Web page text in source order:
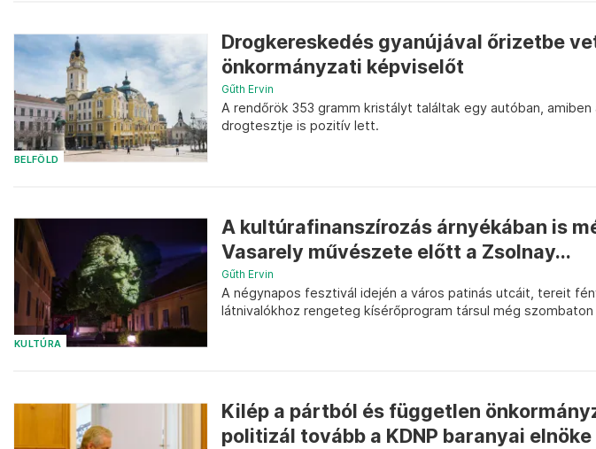
BELFÖLD
Drogkereskedés gyanújával őrizetbe
önkormányzati képviselőt
Gűth Ervin
A rendőrök 353 gramm kristályt találtak egy autóban,
drogtesztje is pozitív lett.
KULTÚRA
A kultúrafinanszírozás árnyékában is
Vasarely művészete előtt a Zsolnay...
Gűth Ervin
A négynapos fesztivál idején a város patinás utcáit, tereit
látnivalókhoz rengeteg kísérőprogram társul még szombaton
Kilép a pártból és független
politizál tovább a KDNP baranyai elnöke